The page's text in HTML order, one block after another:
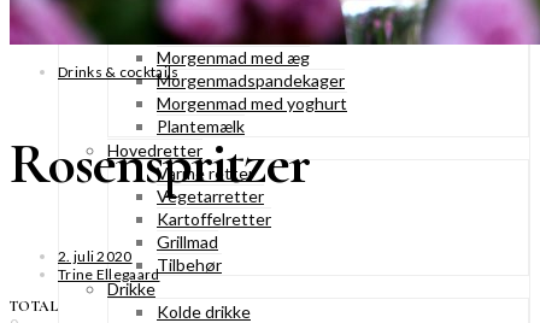
Morgenmad
Granola & müesli
Morgenmad med æg
Morgenmadspandekager
Morgenmad med yoghurt
Plantemælk
Hovedretter
Varme retter
Vegetarretter
Kartoffelretter
Grillmad
Tilbehør
Drikke
Kolde drikke
Drinks & cocktails
Rosenspritzer
2. juli 2020
Trine Ellegaard
TOTAL